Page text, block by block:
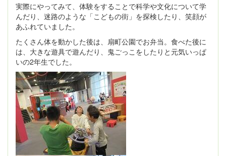
実際にやってみて、体験をすることで科学や文化について学
んだり、迷路のような「こどもの街」を探検したり、笑顔が
あふれていました。
たくさん体を動かした後は、扇町公園でお弁当。食べた後に
は、大きな遊具で遊んだり、鬼ごっこをしたりと元気いっぱ
いの2年生でした。